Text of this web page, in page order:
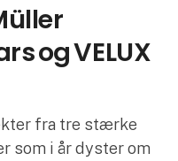
og VELUX
fra tre stærke
som i år dyster om